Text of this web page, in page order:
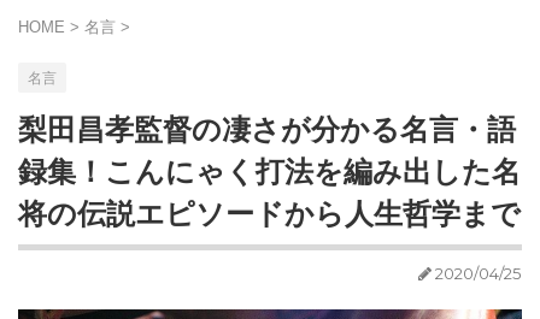
HOME > 名言 >
名言
梨田昌孝監督の凄さが分かる名言・語
録集！こんにゃく打法を編み出した名
将の伝説エピソードから人生哲学まで
2020/04/25